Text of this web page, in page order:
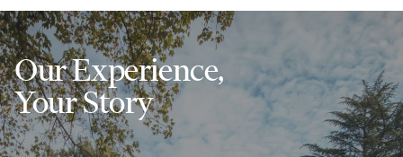
Our Experience,
Your Story